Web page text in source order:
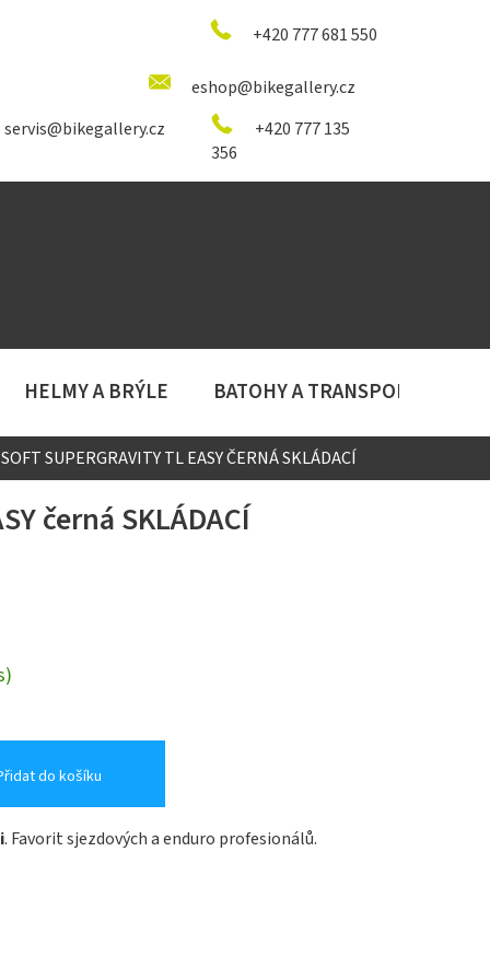
+420 777 681 550
eshop@bikegallery.cz
+420 777 135
356
servis@bikegallery.cz
HELMY A BRÝLE BATOHY A TRANSPORT
SUPERGRAVITY TL EASY ČERNÁ SKLÁDACÍ
černá SKLÁDACÍ
do košíku
. Favorit sjezdových a enduro profesionálů.